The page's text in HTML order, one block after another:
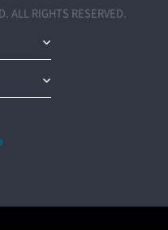
ALL RIGHTS RESERVED.